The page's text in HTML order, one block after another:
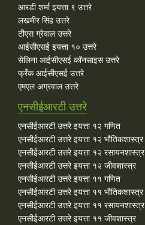
आरडी शर्मा इयत्ता ९ उत्तरे
लखमीर सिंह उत्तरे
टीएस ग्रेवाल उत्तरे
आईसीएसई इयत्ता १० उत्तरे
सेलिना आईसीएसई कॉनसाइस उत्तरे
फ्रँक आईसीएसई उत्तरे
एमएल अग्रवाल उत्तरे
एनसीईआरटी उत्तरे
एनसीईआरटी उत्तरे इयत्ता १२ गणित
एनसीईआरटी उत्तरे इयत्ता १२ भौतिकशास्त्र
एनसीईआरटी उत्तरे इयत्ता १२ रसायनशास्त्र
एनसीईआरटी उत्तरे इयत्ता १२ जीवशास्त्र
एनसीईआरटी उत्तरे इयत्ता ११ गणित
एनसीईआरटी उत्तरे इयत्ता ११ भौतिकशास्त्र
एनसीईआरटी उत्तरे इयत्ता ११ रसायनशास्त्र
एनसीईआरटी उत्तरे इयत्ता ११ जीवशास्त्र